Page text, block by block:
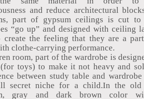
and reduce architectural
part of gypsum ceilings is cut
“go up” and designed with ceiling
create the feeling that they are a
clothe-carrying performance.
room, part of the wardrobe is
toys) to make it not heavy and
between study table and wardrobe
secret niche for a child.In the old
gray and dark brown color